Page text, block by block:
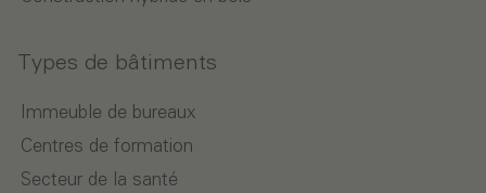
Types de bâtiments
Immeuble de bureaux
Centres de formation
Secteur de la santé